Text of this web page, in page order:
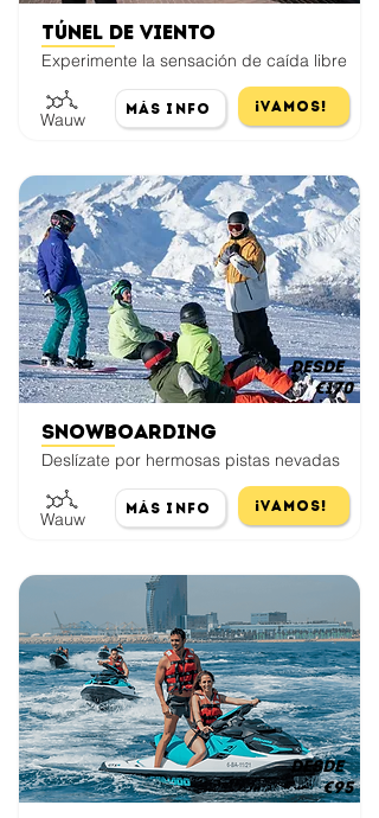
Túnel de viento
Experimente la sensación de caída libre
Wauw
Más Info ¡Vamos!
Snowboarding
Deslízate por hermosas pistas nevadas
Wauw
Más Info ¡Vamos!
€170
desde
€95
desde